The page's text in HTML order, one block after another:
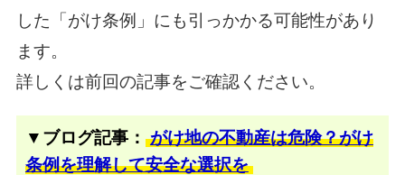
した「がけ条例」にも引っかかる可能性があり
ます。
詳しくは前回の記事をご確認ください。
▼ブログ記事： がけ地の不動産は危険？がけ
条例を理解して安全な選択を